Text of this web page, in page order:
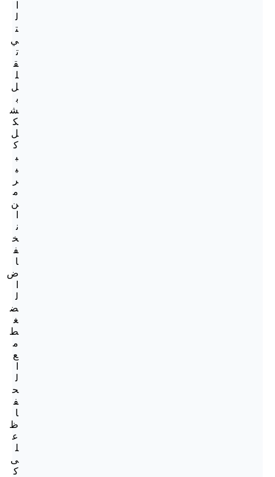
ل
ت
ي
ت
ق
ل
ل
ب
ش
ك
ل
ك
ب
ي
ر
م
ن
ن
خ
ف
ا
ض
ل
ض
غ
ط
م
ع
ل
ح
ف
ا
ظ
ع
ل
ى
ك